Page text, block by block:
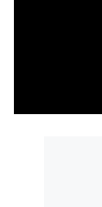
Somos?